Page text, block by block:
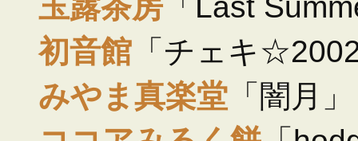
初音館 「チェキ
みやま真楽堂 「闇月」